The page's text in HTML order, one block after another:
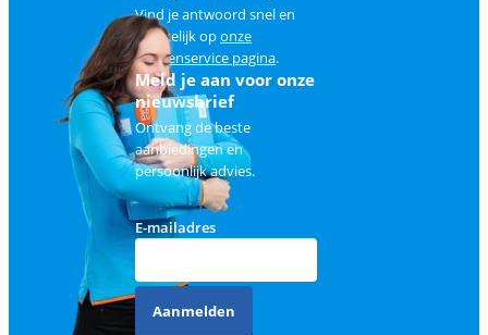
Vind je antwoord snel en
makkelijk oponze
klantenservice pagina.
Meld je aan voor onze
nieuwsbrief
Ontvang de beste
aanbiedingen en
persoonlijk advies.
E-mailadres
Aanmelden